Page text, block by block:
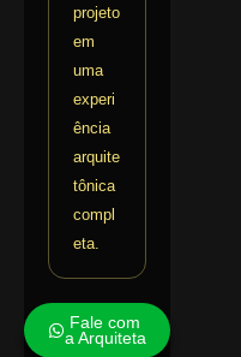
projeto
em
uma
experi
ência
arquite
tônica
compl
eta.
Fale com
a Arquiteta